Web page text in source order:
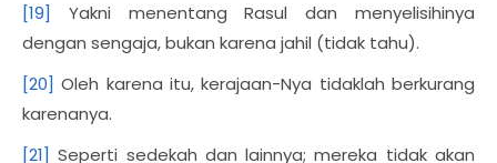
[19]
Yakni menentang Rasul dan menyelisihinya
dengan sengaja, bukan karena jahil (tidak tahu).
[20] Oleh karena itu, kerajaan-Nya tidaklah berkurang
karenanya.
[21] Seperti sedekah dan lainnya; mereka tidak akan